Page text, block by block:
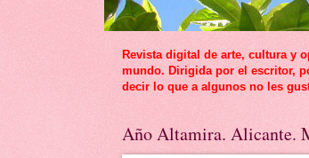
Revista digital de arte, cultura y
mundo. Dirigida por el escritor,
decir lo que a algunos no les
Año Altamira. Alicante.